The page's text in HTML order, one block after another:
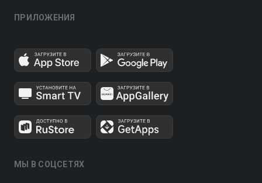
ПРИЛОЖЕНИЯ
МЫ В СОЦСЕТЯХ